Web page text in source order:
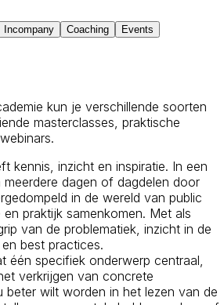
Incompany Coaching Events
kun je verschillende soorten
masterclasses, praktische
kennis, inzicht en inspiratie. In een
dagen of dagdelen door
in de wereld van public
praktijk samenkomen. Met als
van de problematiek, inzicht in de
best practices.
één specifiek onderwerp centraal,
verkrijgen van concrete
beter wilt worden in het lezen van de